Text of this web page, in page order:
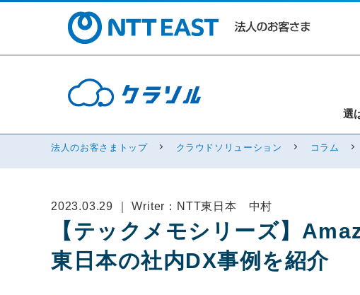
選
法人のお客さまトップ クラウドソリューション コラム
2023.03.29 ｜ Writer：NTT東日本 中村
【テックメモシリーズ】
東日本の社内DX事例を紹介